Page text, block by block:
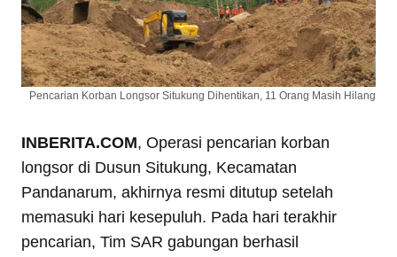
Pencarian Korban Longsor Situkung Dihentikan, 11 Orang Masih Hilang
INBERITA.COM, Operasi pencarian korban
longsor di Dusun Situkung, Kecamatan
Pandanarum, akhirnya resmi ditutup setelah
memasuki hari kesepuluh. Pada hari terakhir
pencarian, Tim SAR gabungan berhasil